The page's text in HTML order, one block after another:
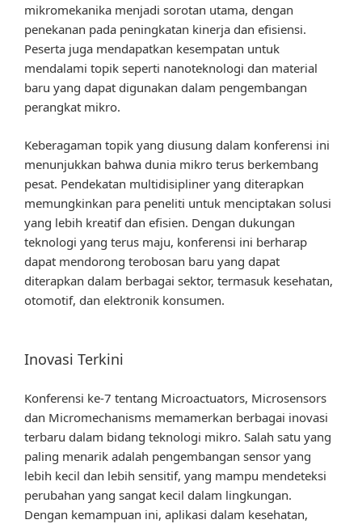
mikromekanika menjadi sorotan utama, dengan
penekanan pada peningkatan kinerja dan efisiensi.
Peserta juga mendapatkan kesempatan untuk
mendalami topik seperti nanoteknologi dan material
baru yang dapat digunakan dalam pengembangan
perangkat mikro.
Keberagaman topik yang diusung dalam konferensi ini
menunjukkan bahwa dunia mikro terus berkembang
pesat. Pendekatan multidisipliner yang diterapkan
memungkinkan para peneliti untuk menciptakan solusi
yang lebih kreatif dan efisien. Dengan dukungan
teknologi yang terus maju, konferensi ini berharap
dapat mendorong terobosan baru yang dapat
diterapkan dalam berbagai sektor, termasuk kesehatan,
otomotif, dan elektronik konsumen.
Inovasi Terkini
Konferensi ke-7 tentang Microactuators, Microsensors
dan Micromechanisms memamerkan berbagai inovasi
terbaru dalam bidang teknologi mikro. Salah satu yang
paling menarik adalah pengembangan sensor yang
lebih kecil dan lebih sensitif, yang mampu mendeteksi
perubahan yang sangat kecil dalam lingkungan.
Dengan kemampuan ini, aplikasi dalam kesehatan,